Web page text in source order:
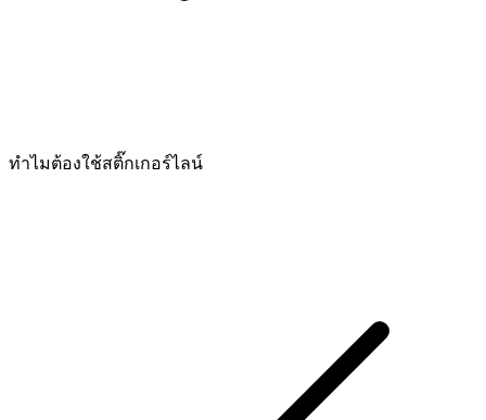
ทำไมต้องใช้สติ๊กเกอร์ไลน์